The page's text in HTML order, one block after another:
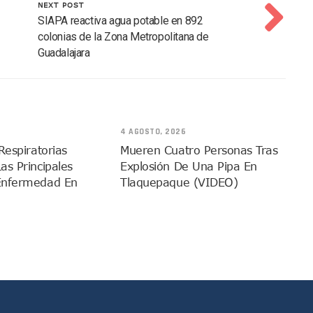
En Bucerías; Aseguran Armas Y “poncha Llantas”
Sobre Nuevo Vertedero En Tepatitlán
Una “Casa De Día” Renovada
Desatan Operativo En Puerto Vallarta
Y Anuncian Plan De Restauración Ambiental
Salud Animal Y Prevención Del Dengue En Tomatlán
De Nayarit Enfrentarán Proceso Penal
NEXT POST
SIAPA reactiva agua potable en 892
colonias de la Zona Metropolitana de
Guadalajara
Principales
En
4 AGOSTO, 2026
Mueren Cuatro Personas Tras
Explosión De Una Pipa En
Tlaquepaque (VIDEO)